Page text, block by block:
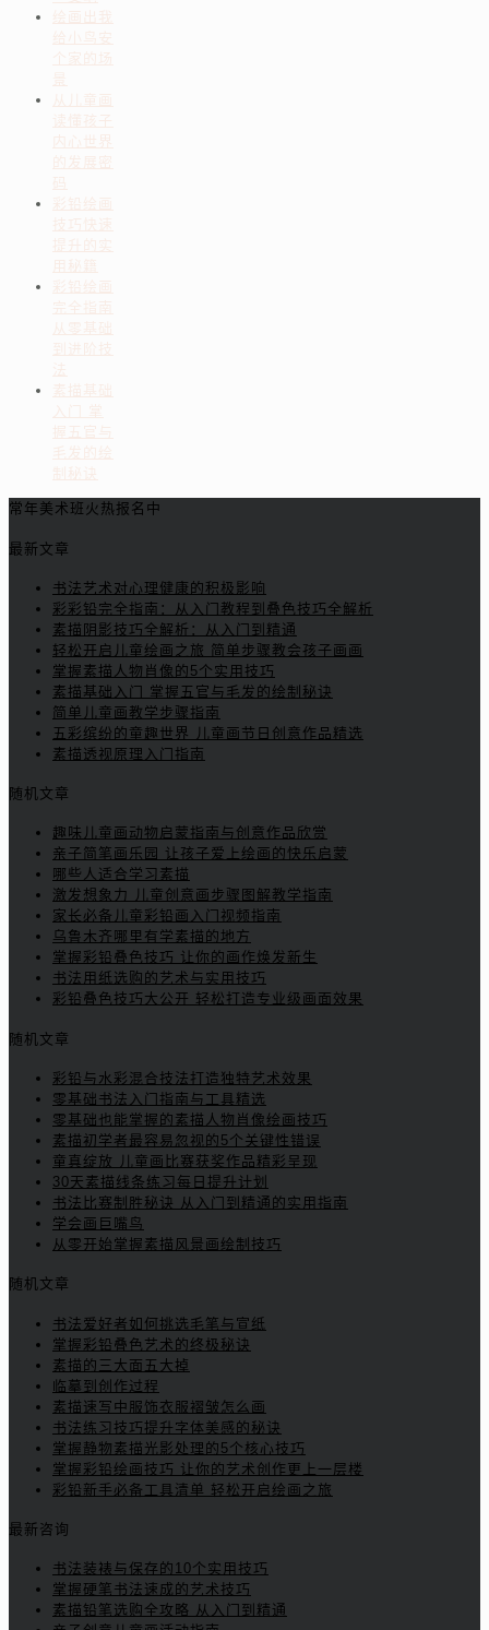
绘画出我
给小鸟安
个家的场
景
从儿童画
读懂孩子
内心世界
的发展密
码
彩铅绘画
技巧快速
提升的实
用秘籍
彩铅绘画
完全指南
从零基础
到进阶技
法
素描基础
入门 掌
握五官与
毛发的绘
制秘诀
常年美术班火热报名中
最新文章
书法艺术对心理健康的积极影响
彩彩铅完全指南：从入门教程到叠色技巧全解析
素描阴影技巧全解析：从入门到精通
轻松开启儿童绘画之旅 简单步骤教会孩子画画
掌握素描人物肖像的5个实用技巧
素描基础入门 掌握五官与毛发的绘制秘诀
简单儿童画教学步骤指南
五彩缤纷的童趣世界 儿童画节日创意作品精选
素描透视原理入门指南
随机文章
趣味儿童画动物启蒙指南与创意作品欣赏
亲子简笔画乐园 让孩子爱上绘画的快乐启蒙
哪些人适合学习素描
激发想象力 儿童创意画步骤图解教学指南
家长必备儿童彩铅画入门视频指南
乌鲁木齐哪里有学素描的地方
掌握彩铅叠色技巧 让你的画作焕发新生
书法用纸选购的艺术与实用技巧
彩铅叠色技巧大公开 轻松打造专业级画面效果
随机文章
彩铅与水彩混合技法打造独特艺术效果
零基础书法入门指南与工具精选
零基础也能掌握的素描人物肖像绘画技巧
素描初学者最容易忽视的5个关键性错误
童真绽放 儿童画比赛获奖作品精彩呈现
30天素描线条练习每日提升计划
书法比赛制胜秘诀 从入门到精通的实用指南
学会画巨嘴鸟
从零开始掌握素描风景画绘制技巧
随机文章
书法爱好者如何挑选毛笔与宣纸
掌握彩铅叠色艺术的终极秘诀
素描的三大面五大掉
临摹到创作过程
素描速写中服饰衣服褶皱怎么画
书法练习技巧提升字体美感的秘诀
掌握静物素描光影处理的5个核心技巧
掌握彩铅绘画技巧 让你的艺术创作更上一层楼
彩铅新手必备工具清单 轻松开启绘画之旅
最新咨询
书法装裱与保存的10个实用技巧
掌握硬笔书法速成的艺术技巧
素描铅笔选购全攻略 从入门到精通